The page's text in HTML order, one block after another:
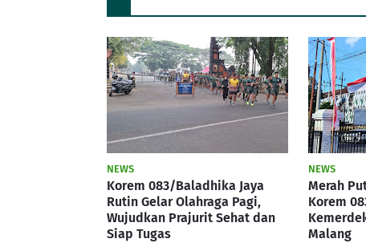
NEWS
Korem 083/Baladhika Jaya
Rutin Gelar Olahraga Pagi,
Wujudkan Prajurit Sehat dan
Siap Tugas
NEWS
Merah
Korem
Malang